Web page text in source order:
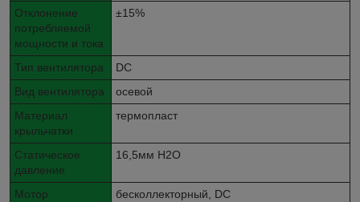
Отклонение
потребляемой
мощности и тока
±15%
Тип вентилятора
DC
Вид вентилятора
осевой
Материал
крыльчатки
термопласт
Статическое
давление
16,5мм H2O
Мотор
бесколлекторный, DC